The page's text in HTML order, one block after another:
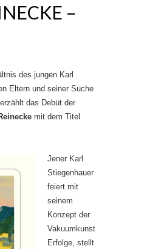
–
des jungen Karl
Eltern und seiner Suche
das Debüt der
mit dem Titel
Jener Karl
Stiegenhauer
feiert mit
seinem
Konzept der
Vakuumkunst
Erfolge, stellt